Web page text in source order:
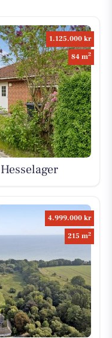
1.125.000 kr
84 m2
4.999.000 kr
215 m2